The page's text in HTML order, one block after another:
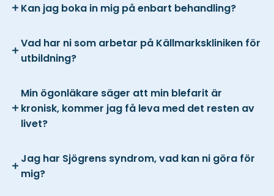
Kan jag boka in mig på enbart behandling?
Vad har ni som arbetar på Källmarkskliniken för
utbildning?
Min ögonläkare säger att min blefarit är
kronisk, kommer jag få leva med det resten av
livet?
Jag har Sjögrens syndrom, vad kan ni göra för
mig?